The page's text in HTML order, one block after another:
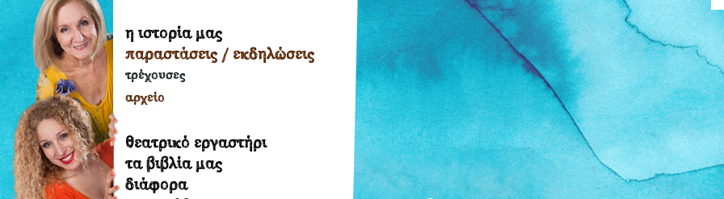
η ιστορία μας
παραστάσεις / εκδηλώσεις
τρέχουσες
αρχείο
θεατρικό εργαστήρι
τα βιβλία μας
διάφορα
η
ιστορία
μας
παραστάσεις
/
εκδηλώσεις
τρέχουσες
αρχείο